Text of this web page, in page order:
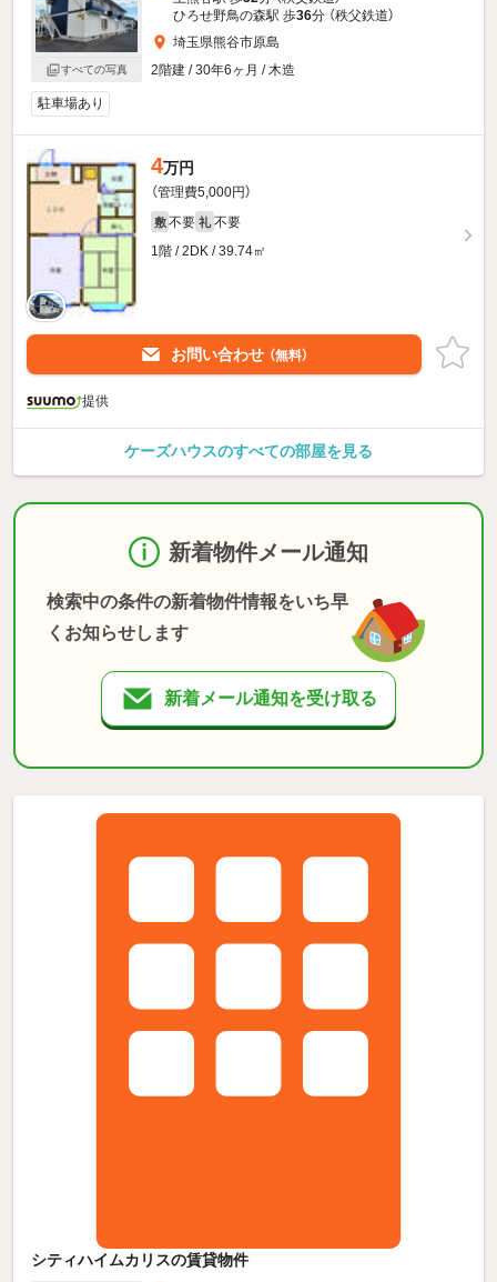
すべての写真
ひろせ野鳥の森駅 歩36分 （秩父鉄道）
埼玉県熊谷市原島
2階建 / 30年6ヶ月 / 木造
駐車場あり
4万円
（管理費5,000円）
敷 不要 礼 不要
1階 / 2DK / 39.74㎡
お問い合わせ （無料）
提供
ケーズハウスのすべての部屋を見る
新着物件メール通知
検索中の条件の新着物件情報をいち早
くお知らせします
新着メール通知を受け取る
シティハイムカリスの賃貸物件